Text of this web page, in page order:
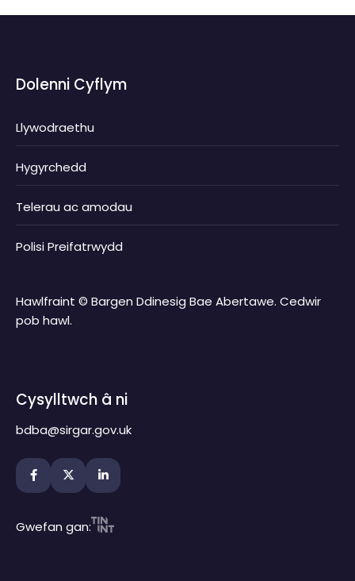
Dolenni Cyflym
Llywodraethu
Hygyrchedd
Telerau ac amodau
Polisi Preifatrwydd
Hawlfraint © Bargen Ddinesig Bae Abertawe. Cedwir
pob hawl.
Cysylltwch â ni
bdba@sirgar.gov.uk
Gwefan gan: